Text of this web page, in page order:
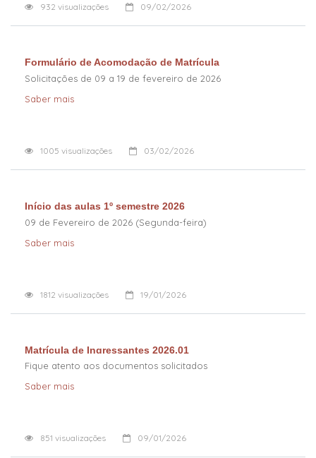
932 visualizações 09/02/2026
Formulário de Acomodação de Matrícula
Solicitações de 09 a 19 de fevereiro de 2026
Saber mais
1005 visualizações 03/02/2026
Início das aulas 1º semestre 2026
09 de Fevereiro de 2026 (Segunda-feira)
Saber mais
1812 visualizações 19/01/2026
Matrícula de Ingressantes 2026.01
Fique atento aos documentos solicitados
Saber mais
851 visualizações 09/01/2026